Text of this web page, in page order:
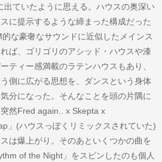
出ていたように思える。ハウスの奥深い
に提示するような締まった構成だった
な豪奢なサウンドに近似したメインス
ば、ゴリゴリのアシッド・ハウスや漆
ティー感満載のラテンハウスもあり、
側に広がる思想を、ダンスという身体
分になった。そんなことを頭の片隅に
然Fred again.. x Skepta x
」(ハウスっぽくリミックスされていた)
は爆上がり。そのあといくつかの曲を
of the Night」をスピンしたのも個人